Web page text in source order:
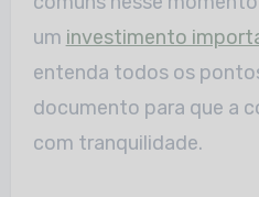
um investimento
entenda todos os
documento para que a
com tranquilidade.